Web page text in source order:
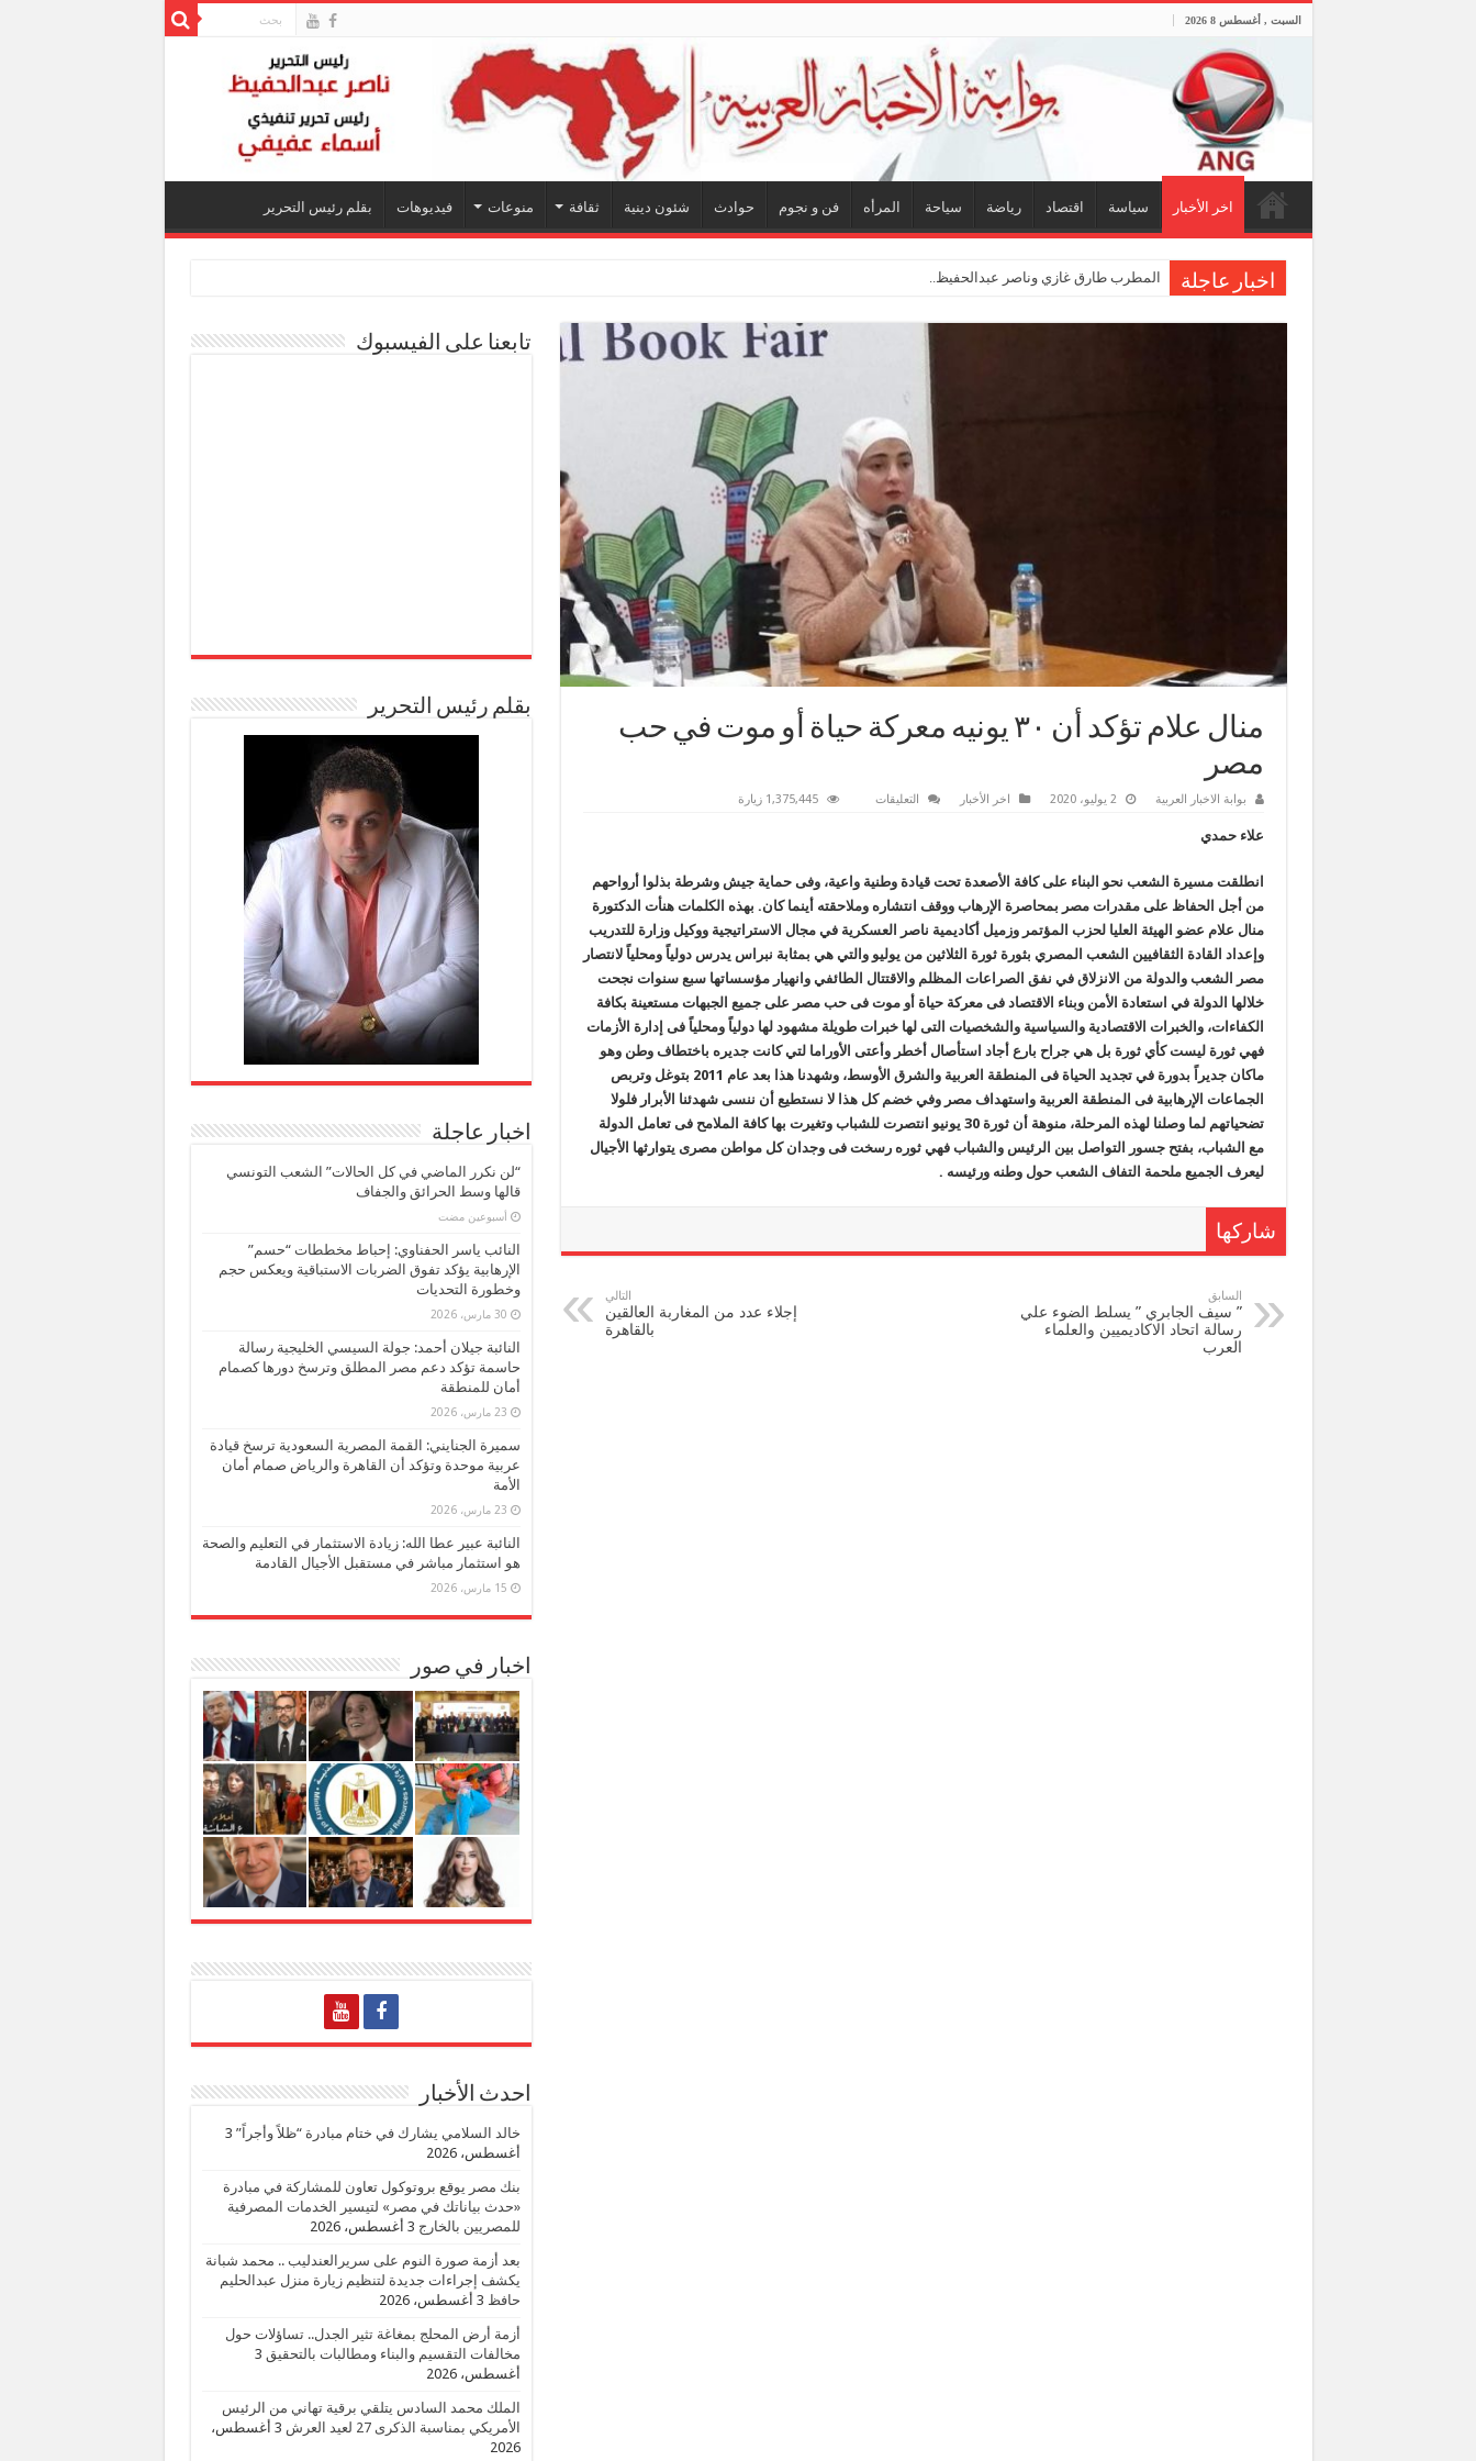
السبت , أغسطس 8 2026
اخر الأخبار سياسة اقتصاد رياضة سياحة المرأه فن و نجوم حوادث شئون دينية ثقافة منوعات فيديوهات بقلم رئيس التحرير
اخبار عاجلة المطرب طارق غازي وناصر عبدالحفيظ.. شراكة فنية ترسم
منال علام تؤكد أن ٣٠ يونيه معركة حياة أو موت في حب
مصر
بوابة الاخبار العربية 2 يوليو، 2020 اخر الأخبار التعليقات
يونيه
معركة
حياة
أو
موت
في
حب
مصر
مغلقة
1,375,445 زيارة
علاء حمدي
انطلقت مسيرة الشعب نحو البناء على كافة الأصعدة تحت قيادة وطنية واعية، وفى حماية جيش وشرطة بذلوا أرواحهم
من أجل الحفاظ على مقدرات مصر بمحاصرة الإرهاب ووقف انتشاره وملاحقته أينما كان. بهذه الكلمات هنأت الدكتورة
منال علام عضو الهيئة العليا لحزب المؤتمر وزميل أكاديمية ناصر العسكرية في مجال الاستراتيجية ووكيل وزارة للتدريب
وإعداد القادة الثقافيين الشعب المصري بثورة ثورة الثلاثين من يوليو والتي هي بمثابة نبراس يدرسدولياً ومحلياً لانتصار
مصر الشعب والدولة من الانزلاق في نفق الصراعات المظلم والاقتتال الطائفي وانهيار مؤسساتها سبع سنوات نجحت
خلالها الدولة في استعادة الأمن وبناء الاقتصاد فى معركة حياة أو موت فى حب مصر على جميع الجبهات مستعينة بكافة
الكفاءات، والخبرات الاقتصادية والسياسية والشخصيات التى لها خبرات طويلة مشهود لها دولياً ومحلياً فى إدارة الأزمات
فهي ثورة ليست كأي ثورة بل هي جراح بارع أجاد استأصال أخطر وأعتى الأوراما لتي كانت جديره باختطاف وطن وهو
ماكان جديراً بدورة في تجديد الحياة فى المنطقة العربية والشرق الأوسط، وشهدنا هذا بعد عام 2011 بتوغل وتربص
الجماعات الإرهابية فى المنطقة العربية واستهداف مصر وفي خضم كل هذا لا نستطيع أن ننسى شهدئنا الأبرار فلولا
تضحياتهم لما وصلنا لهذه المرحلة، منوهة أن ثورة 30 يونيو انتصرت للشباب وتغيرت بها كافة الملامح فى تعامل الدولة
مع الشباب، بفتح جسور التواصل بين الرئيس والشباب فهي ثوره رسخت فى وجدان كل مواطن مصرى يتوارثها الأجيال
ليعرف الجميع ملحمة التفاف الشعب حول وطنه ورئيسه .
شاركها
السابق
” سيف الجابري ” يسلط الضوء علي
رسالة اتحاد الاكاديميين والعلماء
العرب
التالي
إجلاء عدد من المغاربة العالقين
بالقاهرة
تابعنا على الفيسبوك
بقلم رئيس التحرير
اخبار عاجلة
“لن نكرر الماضي في كل الحالات” الشعب التونسي
قالها وسط الحرائق والجفاف
‏أسبوعين مضت
النائب ياسر الحفناوي: إحباط مخططات “حسم”
الإرهابية يؤكد تفوق الضربات الاستباقية ويعكس حجم
وخطورة التحديات
30 مارس، 2026
النائبة جيلان أحمد: جولة السيسي الخليجية رسالة
حاسمة تؤكد دعم مصر المطلق وترسخ دورها كصمام
أمان للمنطقة
23 مارس، 2026
سميرة الجنايني: القمة المصرية السعودية ترسخ قيادة
عربية موحدة وتؤكد أن القاهرة والرياض صمام أمان
الأمة
23 مارس، 2026
النائبة عبير عطا الله: زيادة الاستثمار في التعليم والصحة
هو استثمار مباشر في مستقبل الأجيال القادمة
15 مارس، 2026
اخبار في صور
احدث الأخبار
خالد السلامي يشارك في ختام مبادرة “ظلاً وأجراً” 3
أغسطس، 2026
بنك مصر يوقع بروتوكول تعاون للمشاركة في مبادرة
«حدث بياناتك في مصر» لتيسير الخدمات المصرفية
للمصريين بالخارج 3 أغسطس، 2026
بعد أزمة صورة النوم على سريرالعندليب .. محمد شبانة
يكشف إجراءات جديدة لتنظيم زيارة منزل عبدالحليم
حافظ 3 أغسطس، 2026
أزمة أرض المحلج بمغاغة تثير الجدل.. تساؤلات حول
مخالفات التقسيم والبناء ومطالبات بالتحقيق 3
أغسطس، 2026
الملك محمد السادس يتلقي برقية تهاني من الرئيس
الأمريكي بمناسبة الذكرى 27 لعيد العرش
3 أغسطس،
2026